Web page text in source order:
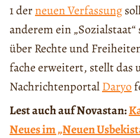
1 derneuen Verfassung
anderem ein
über Rechte und
fache erweitert, stellt das
NachrichtenportalDaryo
Lest auch auf Novastan:
Neues im „Neuen